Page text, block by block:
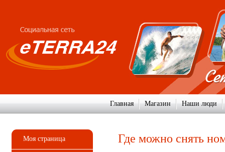
Главная Магазин Наши люди
Где можно снять
Моя страница